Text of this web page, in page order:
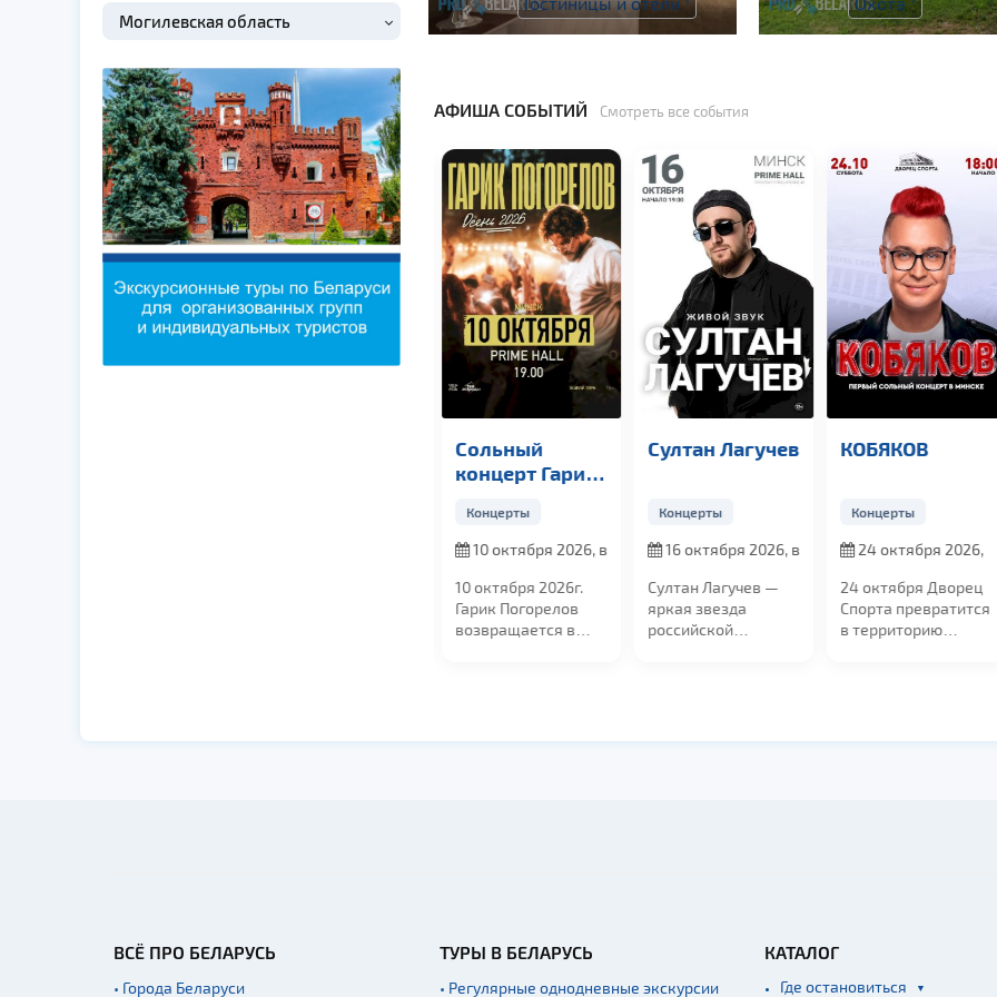
Могилевская область
АФИША СОБЫТИЙ Смотреть все события
Сольный
концерт Гарика
Концерты
10 октября 2026, в
10 октября 2026г.
Гарик Погорелов
возвращается в
Султан Лагучев
Концерты
16 октября 2026, в
Султан Лагучев —
яркая звезда
российской
КОБЯКОВ
Концерты
24 октября 2026,
24 октября Дворец
Спорта превратится
в территорию
ВСЁ ПРО БЕЛАРУСЬ
• Города Беларуси
ТУРЫ В БЕЛАРУСЬ
• Регулярные однодневные экскурсии
КАТАЛОГ
Где остановиться